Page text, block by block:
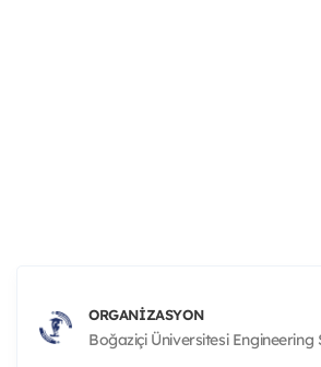
ORGANIZASYON
Boğaziçi Üniversitesi Engineering